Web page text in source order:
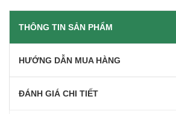
THÔNG TIN SẢN PHẨM
HƯỚNG DẪN MUA HÀNG
ĐÁNH GIÁ CHI TIẾT